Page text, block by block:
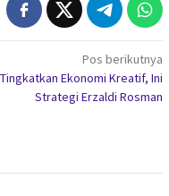
Pos berikutnya
Tingkatkan Ekonomi Kreatif, Ini
Strategi Erzaldi Rosman